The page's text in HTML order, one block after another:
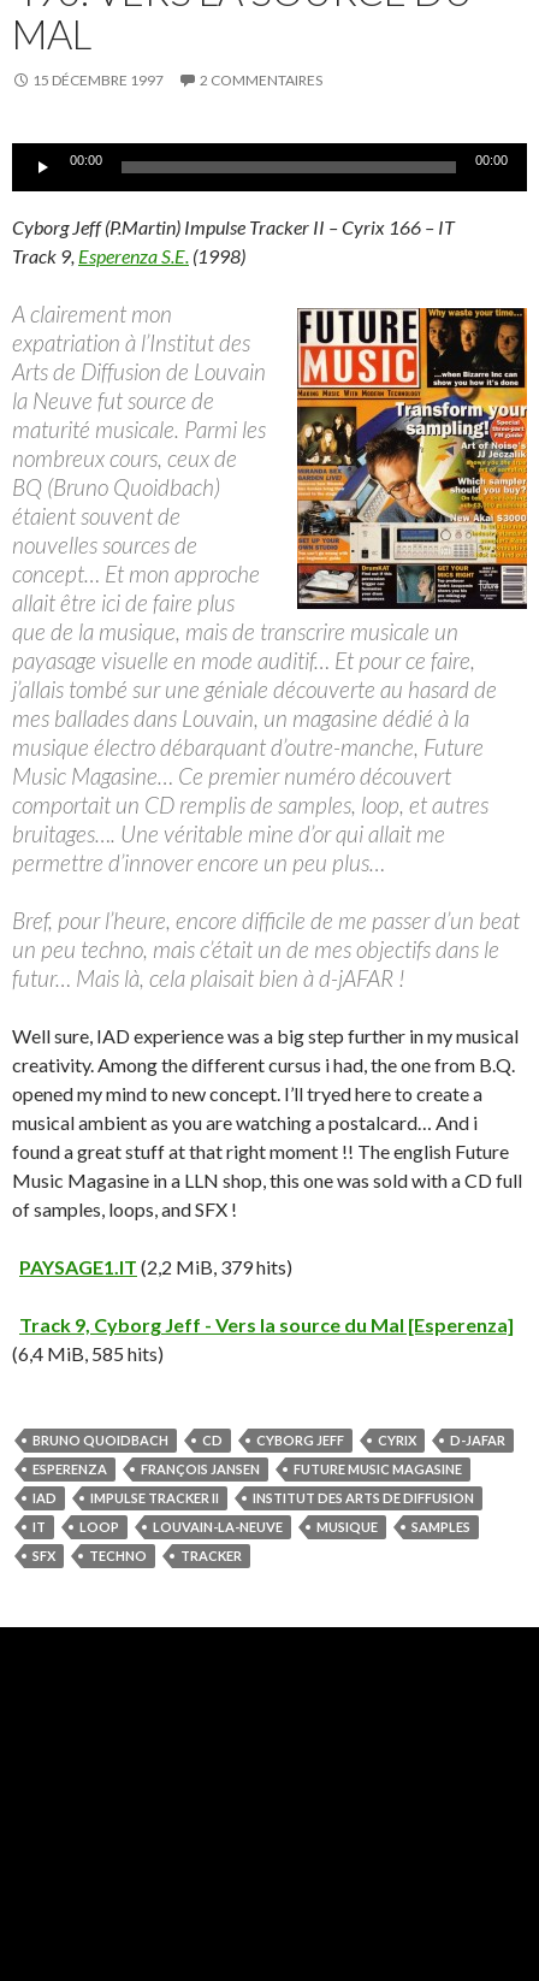
MAL
15 DÉCEMBRE 1997 2 COMMENTAIRES
Lecteur00:00 00:00
Cyborg Jeff (P.Martin) Impulse Tracker II – Cyrix 166 – IT
Track 9, Esperenza S.E. (1998)
A clairement mon
expatriation à l’Institut des
Arts de Diffusion de Louvain
la Neuve fut source de
maturité musicale. Parmi les
nombreux cours, ceux de
BQ (Bruno Quoidbach)
étaient souvent de
nouvelles sources de
concept… Et mon approche
allait être ici de faire plus
que de la musique, mais de transcrire musicale un
payasage visuelle en mode auditif… Et pour ce faire,
j’allais tombé sur une géniale découverte au hasard de
mes ballades dans Louvain, un magasine dédié à la
musique électro débarquant d’outre-manche, Future
Music Magasine… Ce premier numéro découvert
comportait un CD remplis de samples, loop, et autres
bruitages…. Une véritable mine d’or qui allait me
permettre d’innover encore un peu plus…
Bref, pour l’heure, encore difficile de me passer d’un beat
un peu techno, mais c’était un de mes objectifs dans le
futur… Mais là, cela plaisait bien à d-jAFAR !
Well sure, IAD experience was a big step further in my musical
creativity. Among the different cursus i had, the one from B.Q.
opened my mind to new concept. I’ll tryed here to create a
musical ambient as you are watching a postalcard… And i
found a great stuff at that right moment !! The english Future
Music Magasine in a LLN shop, this one was sold with a CD full
of samples, loops, and SFX !
PAYSAGE1.IT (2,2 MiB, 379 hits)
Track 9, Cyborg Jeff - Vers la source du Mal [Esperenza]
(6,4 MiB, 585 hits)
BRUNO QUOIDBACH CD CYBORG JEFF CYRIX
D-JAFAR
ESPERENZA
FRANÇOIS JANSEN
FUTURE MUSIC MAGASINE
IAD
IMPULSE TRACKER II
INSTITUT DES ARTS DE DIFFUSION
IT
LOOP LOUVAIN-LA-NEUVE MUSIQUE
SAMPLES
SFX
TECHNO TRACKER